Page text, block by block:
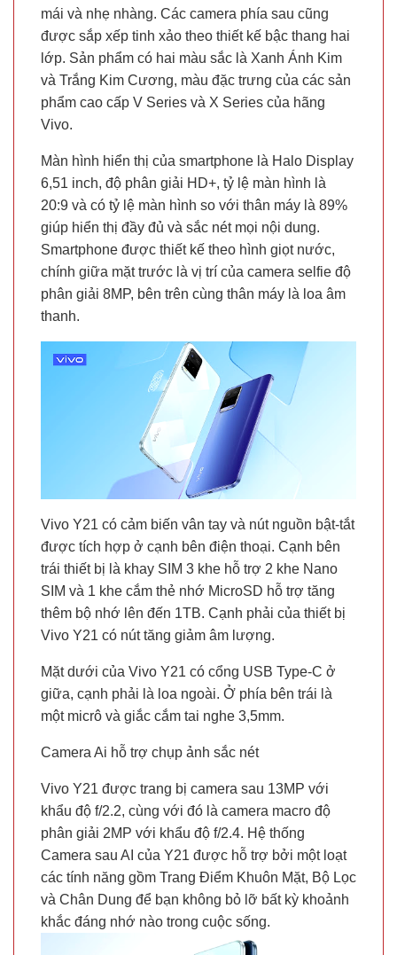
mái và nhẹ nhàng. Các camera phía sau cũng
được sắp xếp tinh xảo theo thiết kế bậc thang hai
lớp. Sản phẩm có hai màu sắc là Xanh Ánh Kim
và Trắng Kim Cương, màu đặc trưng của các sản
phẩm cao cấp V Series và X Series của hãng
Vivo.
Màn hình hiển thị của smartphone là Halo Display
6,51 inch, độ phân giải HD+, tỷ lệ màn hình là
20:9 và có tỷ lệ màn hình so với thân máy là 89%
giúp hiển thị đầy đủ và sắc nét mọi nội dung.
Smartphone được thiết kế theo hình giọt nước,
chính giữa mặt trước là vị trí của camera selfie độ
phân giải 8MP, bên trên cùng thân máy là loa âm
thanh.
Vivo Y21 có cảm biến vân tay và nút nguồn bật-tắt
được tích hợp ở cạnh bên điện thoại. Cạnh bên
trái thiết bị là khay SIM 3 khe hỗ trợ 2 khe Nano
SIM và 1 khe cắm thẻ nhớ MicroSD hỗ trợ tăng
thêm bộ nhớ lên đến 1TB. Cạnh phải của thiết bị
Vivo Y21 có nút tăng giảm âm lượng.
Mặt dưới của Vivo Y21 có cổng USB Type-C ở
giữa, cạnh phải là loa ngoài. Ở phía bên trái là
một micrô và giắc cắm tai nghe 3,5mm.
Camera Ai hỗ trợ chụp ảnh sắc nét
Vivo Y21 được trang bị camera sau 13MP với
khẩu độ f/2.2, cùng với đó là camera macro độ
phân giải 2MP với khẩu độ f/2.4. Hệ thống
Camera sau AI của Y21 được hỗ trợ bởi một loạt
các tính năng gồm Trang Điểm Khuôn Mặt, Bộ Lọc
và Chân Dung để bạn không bỏ lỡ bất kỳ khoảnh
khắc đáng nhớ nào trong cuộc sống.